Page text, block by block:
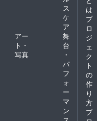
ス
ケ
ア
アー
ト・
写真
舞
台
・
パ
フ
ォ
ー
マ
ン
は
プ
ロ
ジ
ェ
ク
ト
の
作
り
方
プ